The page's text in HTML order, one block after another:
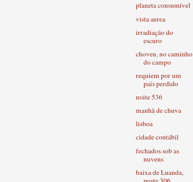
planeta consumível
vista aerea
irradiação do
escuro
choveu, no caminho
do campo
requiem por um
país perdido
noite 536
manhã de chuva
lisboa
cidade contábil
fechados sob as
nuvens
baixa de Luanda,